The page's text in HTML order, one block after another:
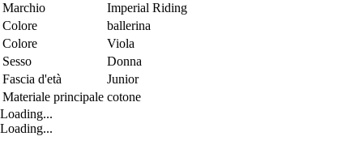
Marchio
Imperial Riding
Colore
ballerina
Colore
Viola
Sesso
Donna
Fascia d'età
Junior
Materiale principale cotone
Loading...
Loading...